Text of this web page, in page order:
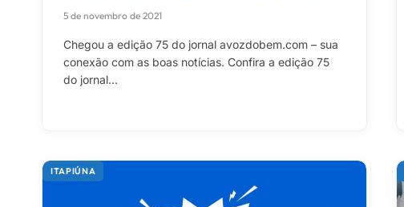
5 de novembro de 2021
Chegou a edição 75 do jornal avozdobem.com – sua
conexão com as boas notícias. Confira a edição 75
do jornal…
ITAPIÚNA